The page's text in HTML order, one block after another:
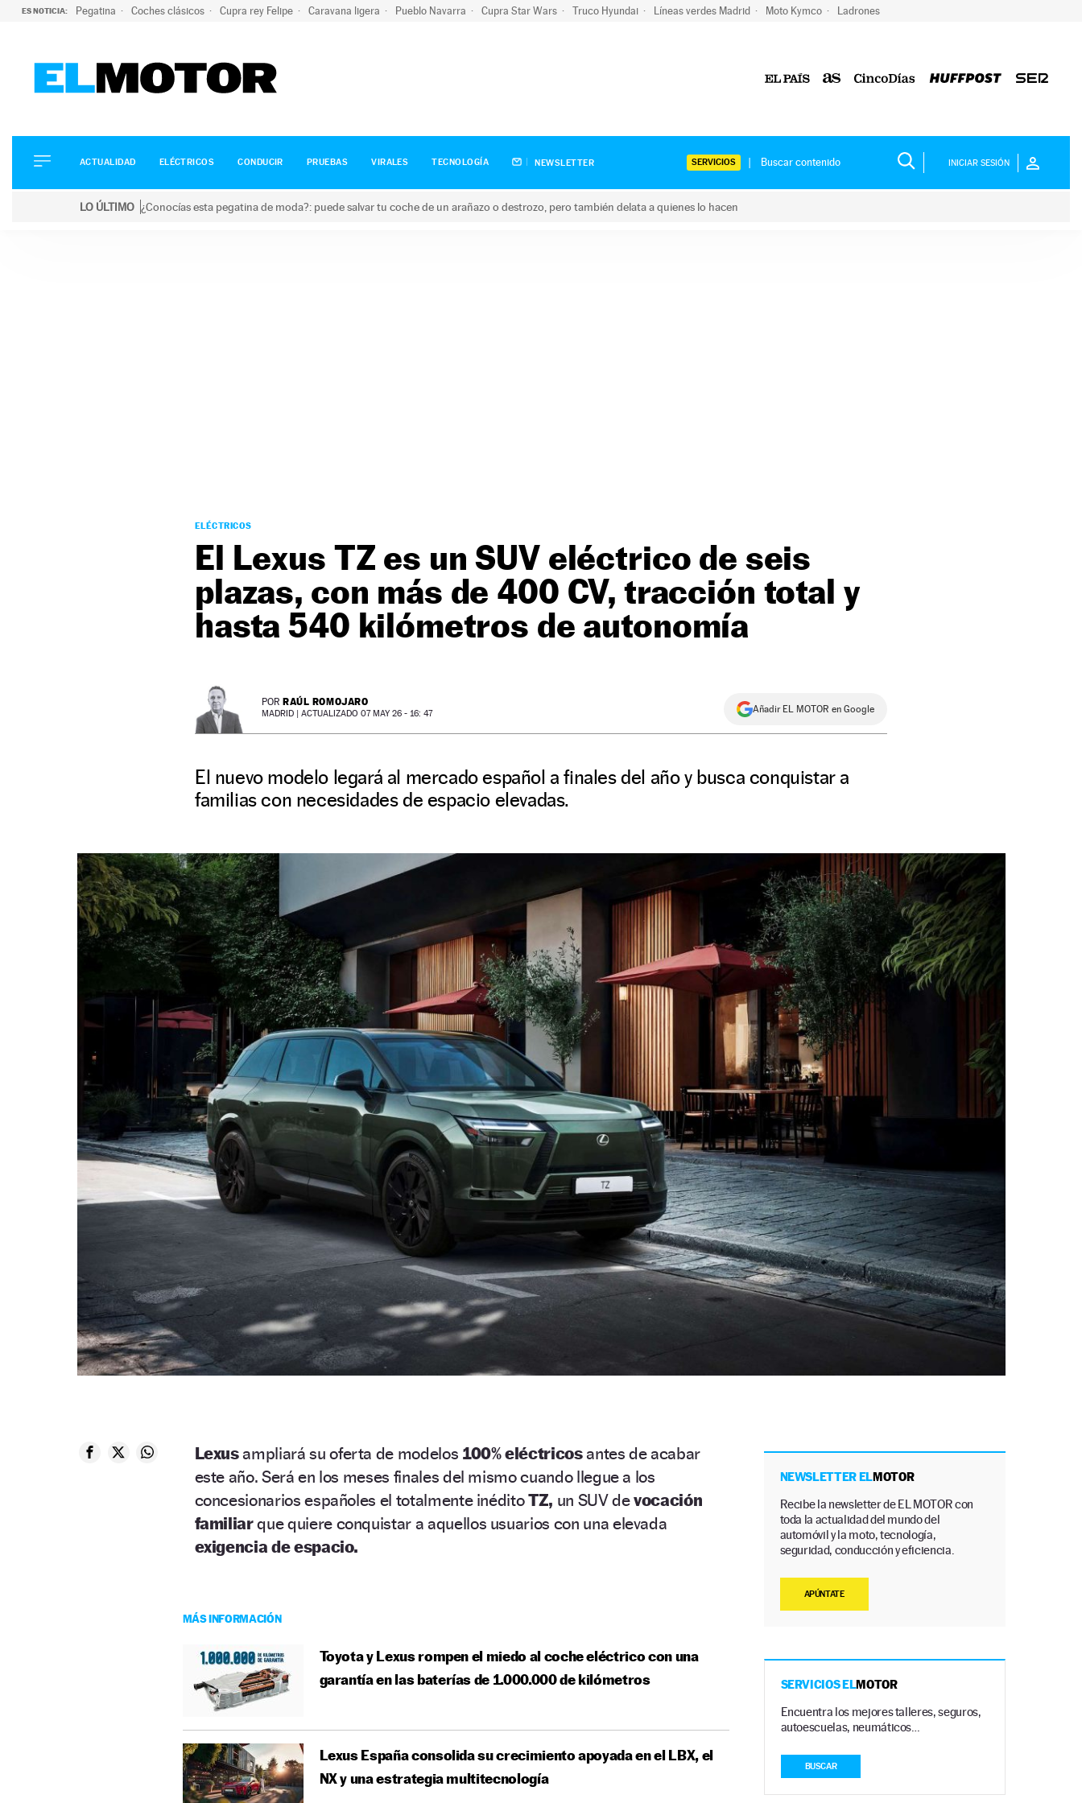
ES NOTICIA: Pegatina Coches clásicos Cupra rey Felipe Caravana ligera Pueblo Navarra Cupra Star Wars Truco Hyundai Líneas verdes Madrid Moto Kymco Ladrones
ELÉCTRICOS
CONDUCIR
ACTUALIDAD ELÉCTRICOS CONDUCIR PRUEBAS VIRALES TECNOLOGÍA NEWSLETTER SERVICIOS INICIAR SESIÓN
LO ÚLTIMO ¿Conocías esta pegatina de moda?: puede salvar tu coche de un arañazo o destrozo, pero también delata a quienes lo hacen
ELÉCTRICOS
El Lexus TZ es un SUV eléctrico de seis
plazas, con más de 400 CV, tracción total y
hasta 540 kilómetros de autonomía
POR RAÚL ROMOJARO
MADRID | ACTUALIZADO 07 MAY 26 - 16: 47 Añadir EL MOTOR en Google
El nuevo modelo legará al mercado español a finales del año y busca conquistar a
familias con necesidades de espacio elevadas.
Lexusampliará su oferta de modelos 100% eléctricosantes de acabar
este año. Será en los meses finales del mismo cuando llegue a los
concesionarios españoles el totalmente inéditoTZ, un SUV devocación
familiarque quiere conquistar a aquellos usuarios con una elevada
exigencia de espacio.
MÁS INFORMACIÓN
Toyota y Lexus rompen el miedo al coche eléctrico con una
garantía en las baterías de 1.000.000 de kilómetros
Lexus España consolida su crecimiento apoyada en el LBX, el
NX y una estrategia multitecnología
NEWSLETTER ELMOTOR
Recibe la newsletter de EL MOTOR con
toda la actualidad del mundo del
automóvil y la moto, tecnología,
seguridad, conducción y eficiencia.
APÚNTATE
SERVICIOS ELMOTOR
Encuentra los mejores talleres, seguros,
autoescuelas, neumáticos…
BUSCAR